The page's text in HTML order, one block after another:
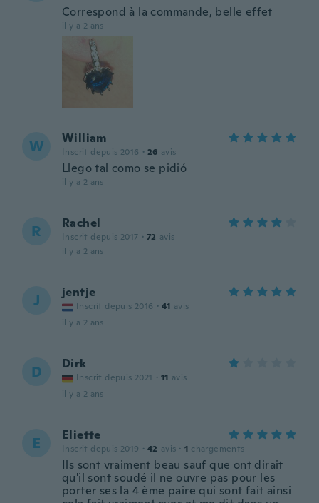
Correspond à la commande, belle effet
il y a 2 ans
W William
Inscrit depuis 2016 · 26 avis
Llego tal como se pidió
il y a 2 ans
R Rachel
Inscrit depuis 2017 · 72 avis
il y a 2 ans
J jentje
Inscrit depuis 2016 · 41 avis
il y a 2 ans
D Dirk
Inscrit depuis 2021 · 11 avis
il y a 2 ans
E Eliette
Inscrit depuis 2019 · 42 avis · 1 chargements
Ils sont vraiment beau sauf que ont dirait
qu'il sont soudé il ne ouvre pas pour les
porter ses la 4 ème paire qui sont fait ainsi